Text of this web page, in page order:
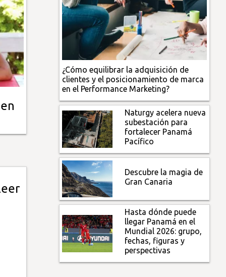
¿Cómo equilibrar la adquisición de
clientes y el posicionamiento de marca
en el Performance Marketing?
Naturgy acelera nueva
subestación para
fortalecer Panamá
Pacífico
Descubre la magia de
Gran Canaria
Hasta dónde puede
llegar Panamá en el
Mundial 2026: grupo,
fechas, figuras y
perspectivas